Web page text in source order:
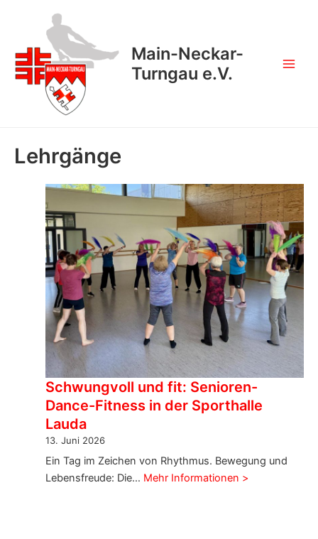
Main-Neckar-
Turngau e.V.
Lehrgänge
Schwungvoll und fit: Senioren-
Dance-Fitness in der Sporthalle
Lauda
13. Juni 2026
Ein Tag im Zeichen von Rhythmus. Bewegung und
Lebensfreude: Die… Mehr Informationen >